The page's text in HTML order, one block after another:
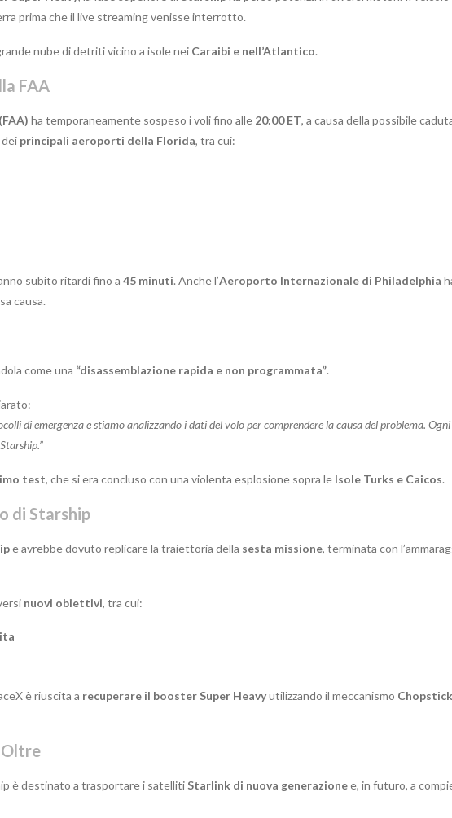
prima che il live streaming venisse interrotto.
nube di detriti vicino a isole nei Caraibi e nell’Atlantico.
FAA
ha temporaneamente sospeso i voli fino alle 20:00 ET, a causa della possibile
principali aeroporti della Florida, tra cui:
subito ritardi fino a 45 minuti. Anche l’Aeroporto Internazionale di Philadelphia
causa.
come una “disassemblazione rapida e non programmata”.
di emergenza e stiamo analizzando i dati del volo per comprendere la causa del problema.
test, che si era concluso con una violenta esplosione sopra le Isole Turks e Caicos.
di Starship
e avrebbe dovuto replicare la traiettoria della sesta missione, terminata con
nuovi obiettivi, tra cui:
è riuscita a recuperare il booster Super Heavyutilizzando il meccanismo
Oltre
è destinato a trasportare i satelliti Starlink di nuova generazionee, in futuro, a